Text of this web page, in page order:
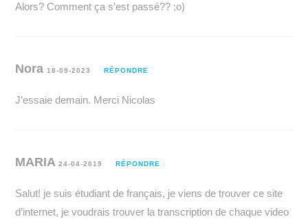
Alors? Comment ça s’est passé?? ;o)
Nora18-09-2023 RÉPONDRE
J’essaie demain. Merci Nicolas
MARIA24-04-2019 RÉPONDRE
Salut! je suis étudiant de français, je viens de trouver ce site
d’internet, je voudrais trouver la transcription de chaque video